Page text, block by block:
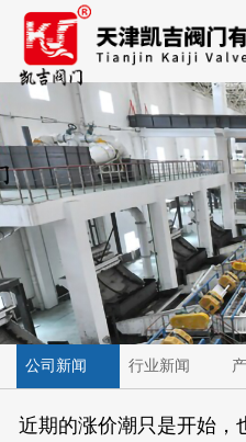
公司新闻 行业新闻
近期的涨价潮只是开始，